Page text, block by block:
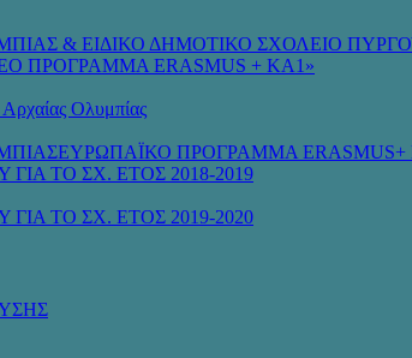
& ΕΙΔΙΚΟ ΔΗΜΟΤΙΚΟ ΣΧΟΛΕΙΟ
ΠΡΟΓΡΑΜΜΑ ERASMUS + KA1»
Αρχαίας Ολυμπίας
ΠΡΟΓΡΑΜΜΑ ERASMUS+
ΤΟ ΣΧ. ΕΤΟΣ 2018-2019
ΤΟ ΣΧ. ΕΤΟΣ 2019-2020